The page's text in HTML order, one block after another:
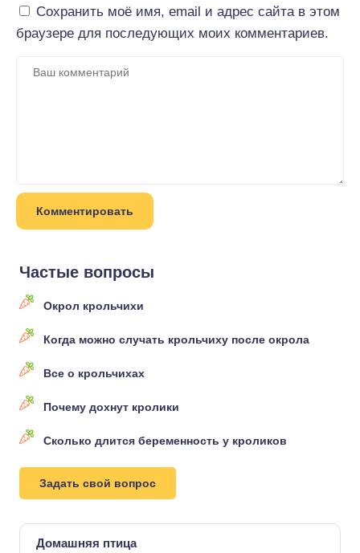
Сохранить моё имя, email и адрес сайта в этом
браузере для последующих моих комментариев.
Частые вопросы
Окрол крольчихи
Когда можно случать крольчиху после окрола
Все о крольчихах
Почему дохнут кролики
Сколько длится беременность у кроликов
Задать свой вопрос
Домашняя птица